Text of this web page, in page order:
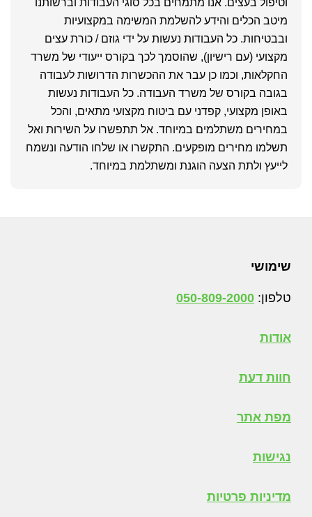
וטיפול בעצים. אנו מתמחים בכל סוגי העבודות וברשותנו
מיטב הכלים והידע להשלמת המשימה במקצועיות
ובבטיחות. כל העבודות נעשות על ידי גוזם / כורת עצים
מקצועי (עם רישיון), שהוסמך לכך בקורס ייעודי של משרד
החקלאות, וכמו כן עבר את ההכשרות הדרושות לעבודה
בגובה בקורס של משרד העבודה. כל העבודות נעשות
באופן מקצועי, קפדני עם ביטוח מקצועי מתאים, והכל
במחירים משתלמים במיוחד. אל תתפשרו על השירות ואל
תשלמו מחירים מופקעים. התקשרו או שלחו הודעה ונשמח
לייעץ ולתת הצעה הוגנת ומשתלמת במיוחד.
Footer
שימושי
טלפון: 050-809-2000
אודות
חוות דעת
מפת אתר
נגישות
מדיניות פרטיות